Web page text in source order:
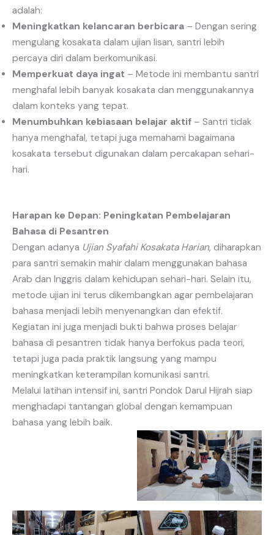
adalah:
Meningkatkan kelancaran berbicara – Dengan sering
mengulang kosakata dalam ujian lisan, santri lebih
percaya diri dalam berkomunikasi.
Memperkuat daya ingat – Metode ini membantu santri
menghafal lebih banyak kosakata dan menggunakannya
dalam konteks yang tepat.
Menumbuhkan kebiasaan belajar aktif – Santri tidak
hanya menghafal, tetapi juga memahami bagaimana
kosakata tersebut digunakan dalam percakapan sehari-
hari.
Harapan ke Depan: Peningkatan Pembelajaran
Bahasa di Pesantren
Dengan adanya Ujian Syafahi Kosakata Harian, diharapkan
para santri semakin mahir dalam menggunakan bahasa
Arab dan Inggris dalam kehidupan sehari-hari. Selain itu,
metode ujian ini terus dikembangkan agar pembelajaran
bahasa menjadi lebih menyenangkan dan efektif.
Kegiatan ini juga menjadi bukti bahwa proses belajar
bahasa di pesantren tidak hanya berfokus pada teori,
tetapi juga pada praktik langsung yang mampu
meningkatkan keterampilan komunikasi santri.
Melalui latihan intensif ini, santri Pondok Darul Hijrah siap
menghadapi tantangan global dengan kemampuan
bahasa yang lebih baik.